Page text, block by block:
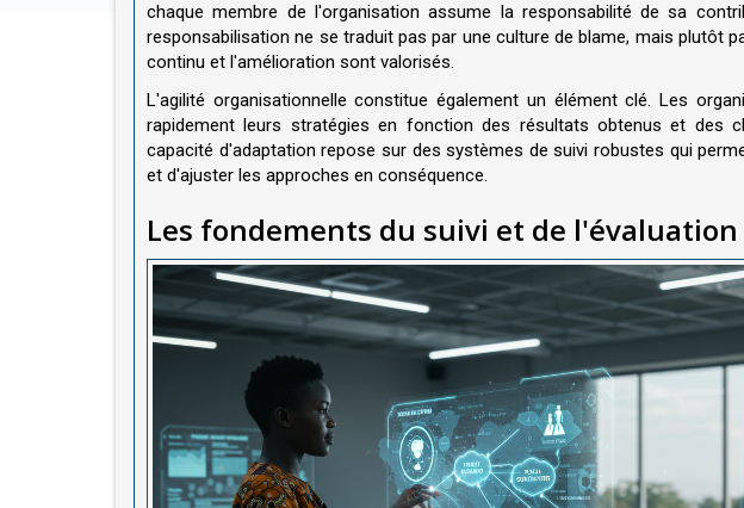
chaque membre de l'organisation assume la responsabilité de sa
responsabilisation ne se traduit pas par une culture de blame, mais plutôt
continu et l'amélioration sont valorisés.
L'agilité organisationnelle constitue également un élément clé. Les
rapidement leurs stratégies en fonction des résultats obtenus et des
capacité d'adaptation repose sur des systèmes de suivi robustes qui
et d'ajuster les approches en conséquence.
Les fondements du suivi et de l'évaluation